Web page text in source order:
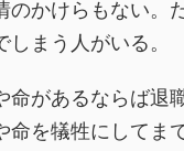
のかけらもない。
しまう人がいる。
命があるならば退
命を犠牲にしてま